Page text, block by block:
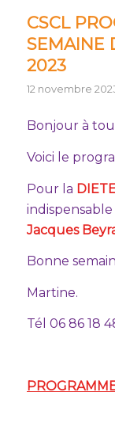
CSCL
SEMAINE
2023
12 novembre
Bonjour à
Voici le
Pour la
Jacques
Bonne
Martine.
Tél 06 86 18